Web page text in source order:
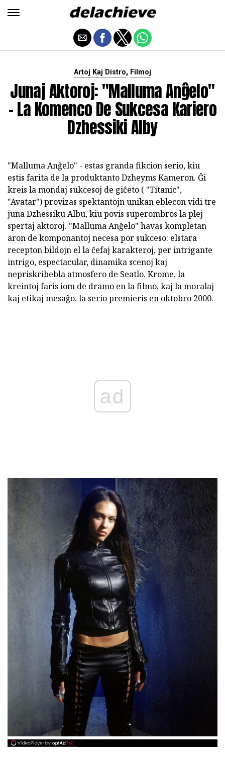
Artoj Kaj Distro, Filmoj
Junaj Aktoroj: "Malluma Anĝelo"
- La Komenco De Sukcesa Kariero
Dzhessiki Alby
"Malluma Anĝelo" - estas granda fikcion serio, kiu
estis farita de la produktanto Dzheyms Kameron. Ĝi
kreis la mondaj sukcesoj de giĉeto ( "Titanic",
"Avatar") provizas spektantojn unikan eblecon vidi tre
juna Dzhessiku Albu, kiu povis superombros la plej
spertaj aktoroj. "Malluma Anĝelo" havas kompletan
aron de komponantoj necesa por sukceso: elstara
recepton bildojn el la ĉefaj karakteroj, per intrigante
intrigo, espectacular, dinamika scenoj kaj
nepriskribebla atmosfero de Seatlo. Krome, la
kreintoj faris iom de dramo en la filmo, kaj la moralaj
kaj etikaj mesaĝo. la serio premieris en oktobro 2000.
ad